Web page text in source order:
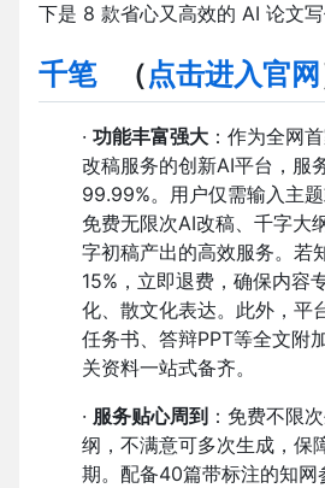
下是 8 款省心又高效的 AI 论文写
千笔 （点击进入官网
· 功能丰富强大 ：作为全网
改稿服务的创新AI平台，服
99.99%。用户仅需输入主
免费无限次AI改稿、千字大
字初稿产出的高效服务。若
15%，立即退费，确保内容
化、散文化表达。此外，平
任务书、答辩PPT等全文附
关资料一站式备齐。
· 服务贴心周到 ：免费不限
纲，不满意可多次生成，保
期。配备40篇带标注的知网